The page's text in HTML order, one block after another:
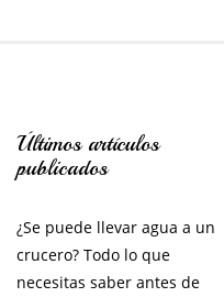
Últimos artículos
publicados
¿Se puede llevar agua a un
crucero? Todo lo que
necesitas saber antes de